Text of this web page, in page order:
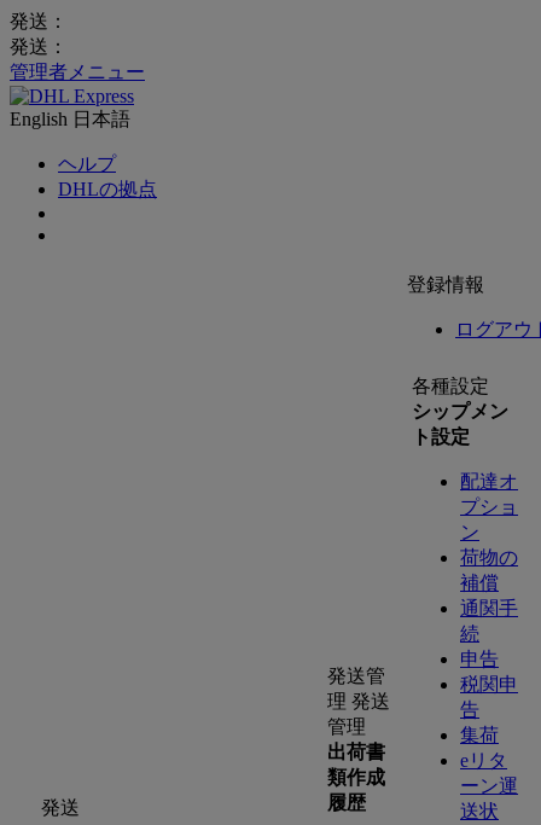
発送：
発送：
管理者メニュー
English 日本語
ヘルプ
DHLの拠点
登録情報
ログアウ
発送
発送管
理 発送
管理
出荷書
類作成
履歴
各種設定
シップメン
ト設定
配達オ
プショ
ン
荷物の
補償
通関手
続
申告
税関申
告
集荷
eリタ
ーン運
送状